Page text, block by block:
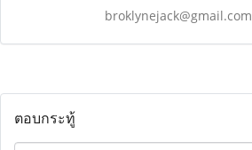
broklynejack@gmail.com
ตอบกระทู้